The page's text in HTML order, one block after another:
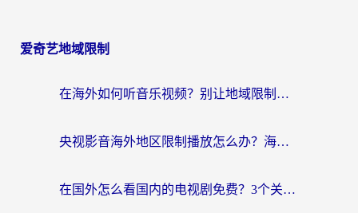
爱奇艺地域限制
在海外如何听音乐视频？别让地域限制挡住你的华语旋律
央视影音海外地区限制播放怎么办？海外华人必看的追剧自由指南
在国外怎么看国内的电视剧免费？3个关键步骤+1款靠谱加速器帮你搞定